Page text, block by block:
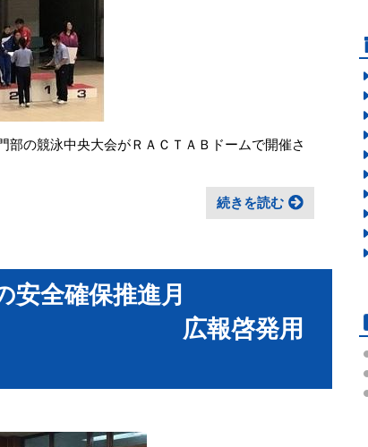
の競泳中央大会がＲＡＣＴＡＢドームで開催さ
続きを読む
安全確保推進月
啓発用